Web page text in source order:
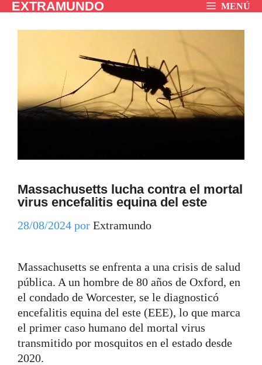
SaltarEXTRAMUNDO MENÚ
Massachusetts lucha contra el mortal
virus encefalitis equina del este
28/08/2024 por Extramundo
Massachusetts se enfrenta a una crisis de salud
pública. A un hombre de 80 años de Oxford, en
el condado de Worcester, se le diagnosticó
encefalitis equina del este (EEE), lo que marca
el primer caso humano del mortal virus
transmitido por mosquitos en el estado desde
2020.